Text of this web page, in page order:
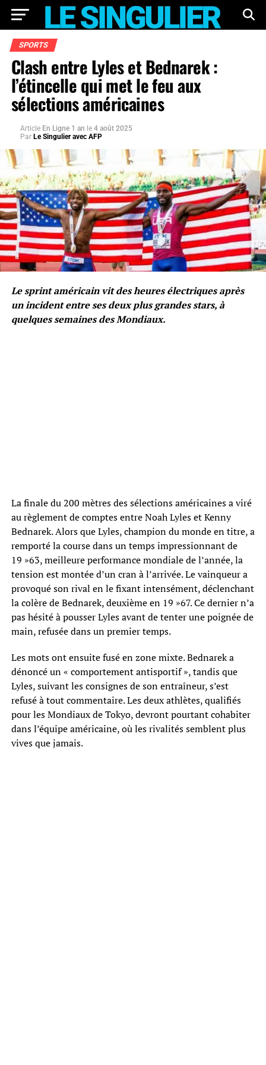
SPORTS
Clash entre Lyles et Bednarek :
l’étincelle qui met le feu aux
sélections américaines
Article En Ligne 1 an le 4 août 2025
Par Le Singulier avec AFP
Le sprint américain vit des heures électriques après
un incident entre ses deux plus grandes stars, à
quelques semaines des Mondiaux.
La finale du 200 mètres des sélections américaines a viré
au règlement de comptes entre Noah Lyles et Kenny
Bednarek. Alors que Lyles, champion du monde en titre, a
remporté la course dans un temps impressionnant de
19 »63, meilleure performance mondiale de l’année, la
tension est montée d’un cran à l’arrivée. Le vainqueur a
provoqué son rival en le fixant intensément, déclenchant
la colère de Bednarek, deuxième en 19 »67. Ce dernier n’a
pas hésité à pousser Lyles avant de tenter une poignée de
main, refusée dans un premier temps.
Les mots ont ensuite fusé en zone mixte. Bednarek a
dénoncé un « comportement antisportif », tandis que
Lyles, suivant les consignes de son entraîneur, s’est
refusé à tout commentaire. Les deux athlètes, qualifiés
pour les Mondiaux de Tokyo, devront pourtant cohabiter
dans l’équipe américaine, où les rivalités semblent plus
vives que jamais.